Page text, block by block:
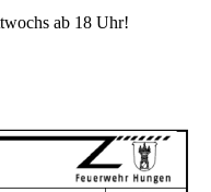
ab 18 Uhr!